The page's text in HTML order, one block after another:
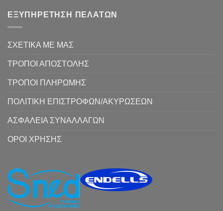
ΕΞΥΠΗΡΕΤΗΣΗ ΠΕΛΑΤΩΝ
ΣΧΕΤΙΚΑ ΜΕ ΜΑΣ
ΤΡΟΠΟΙ ΑΠΟΣΤΟΛΗΣ
ΤΡΟΠΟΙ ΠΛΗΡΩΜΗΣ
ΠΟΛΙΤΙΚΗ ΕΠΙΣΤΡΟΦΩΝ/ΑΚΥΡΩΣΕΩΝ
ΑΣΦΑΛΕΙΑ ΣΥΝΑΛΛΑΓΩΝ
ΟΡΟΙ ΧΡΗΣΗΣ